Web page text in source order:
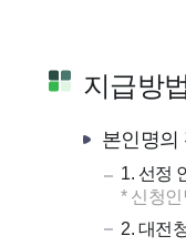
지급방
본인명의
1. 선정
* 신청
2. 대전